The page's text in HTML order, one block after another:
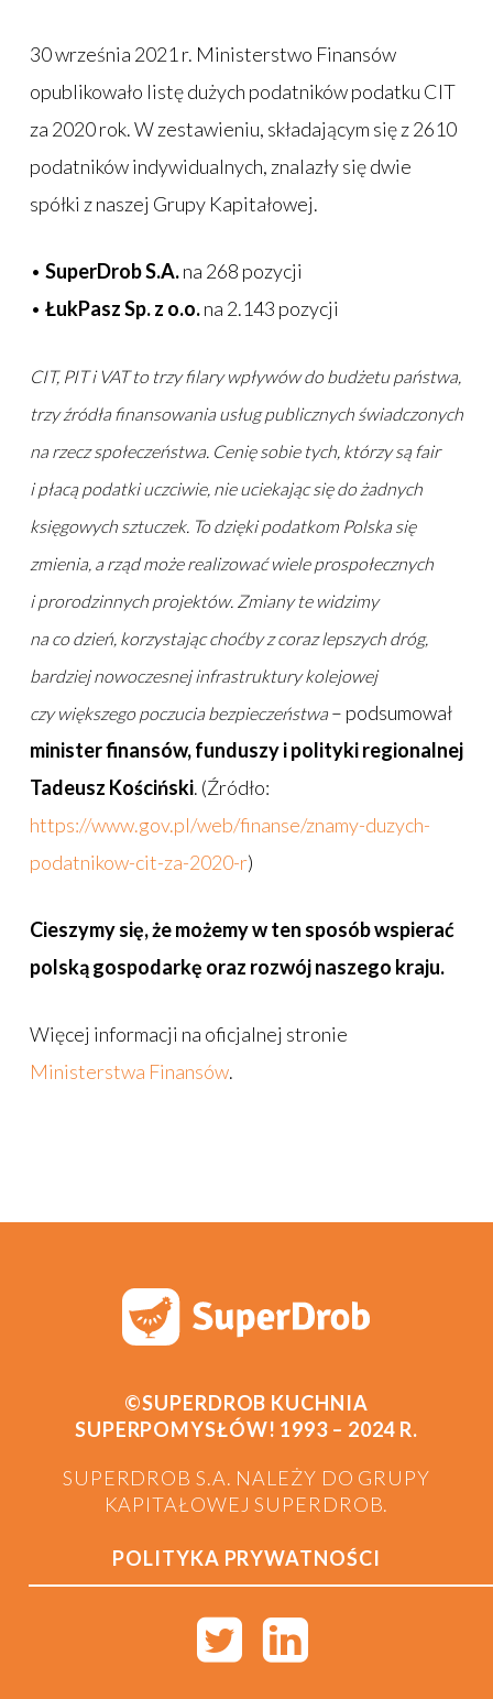
30 września 2021 r. Ministerstwo Finansów
opublikowało listę dużych podatników podatku CIT
za 2020 rok. W zestawieniu, składającym się z 2610
podatników indywidualnych, znalazły się dwie
spółki z naszej Grupy Kapitałowej.
• SuperDrob S.A.na 268 pozycji
• ŁukPasz Sp. z o.o.na 2.143 pozycji
CIT, PIT i VAT to trzy filary wpływów do budżetu państwa,
trzy źródła finansowania usług publicznych świadczonych
na rzecz społeczeństwa. Cenię sobie tych, którzy są fair
i płacą podatki uczciwie, nie uciekając się do żadnych
księgowych sztuczek. To dzięki podatkom Polska się
zmienia, a rząd może realizować wiele prospołecznych
i prorodzinnych projektów. Zmiany te widzimy
na co dzień, korzystając choćby z coraz lepszych dróg,
bardziej nowoczesnej infrastruktury kolejowej
czy większego poczucia bezpieczeństwa– podsumował
minister finansów, funduszy i polityki regionalnej
Tadeusz Kościński. (Źródło:
https://www.gov.pl/web/finanse/znamy-duzych-
podatnikow-cit-za-2020-r)
Cieszymy się, że możemy w ten sposób wspierać
polską gospodarkę oraz rozwój naszego kraju.
Więcej informacji na oficjalnej stronie
Ministerstwa Finansów.
©SUPERDROB KUCHNIA
SUPERPOMYSŁÓW! 1993 – 2024 R.
SUPERDROB S.A. NALEŻY DO GRUPY
KAPITAŁOWEJ SUPERDROB.
POLITYKA PRYWATNOŚCI